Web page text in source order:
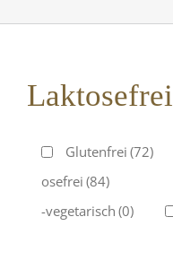
Laktosefrei
Glutenfrei (72)
Laktosefrei (84)
Ovo-vegetarisch (0)